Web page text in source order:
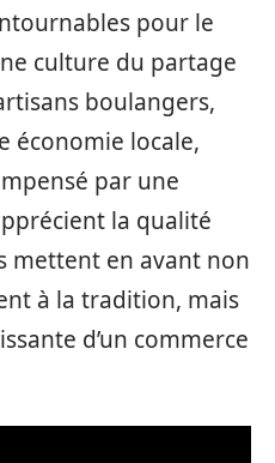
pour le
culture du partage
boulangers,
économie locale,
par une
la qualité
mettent en avant non
à la tradition, mais
d’un commerce